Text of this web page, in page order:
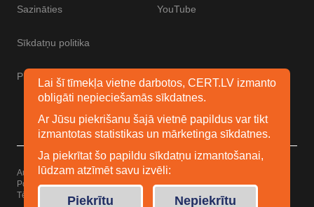
Sazināties
Sīkdatņu politika
Piekļūstamības paziņojums
YouTube
Autortiesības © 2026 Esidrošs
Powered byWordPress
Tēma: Uku noElmastudio
Lai šī tīmekļa vietne darbotos, CERT.LV izmanto
obligāti nepieciešamās sīkdatnes.
Ar Jūsu piekrišanu šajā vietnē papildus var tikt
izmantotas statistikas un mārketinga sīkdatnes.
Ja piekrītat šo papildu sīkdatņu izmantošanai,
lūdzam atzīmēt savu izvēli:
Piekrītu Nepiekrītu